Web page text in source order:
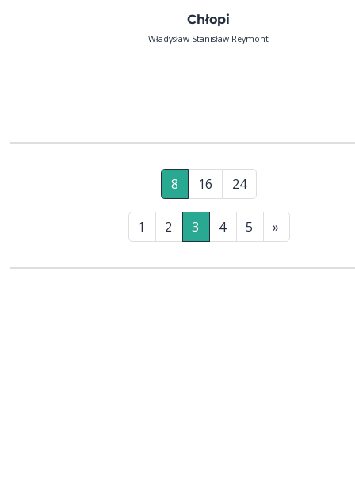
Chłopi
Władysław Stanisław Reymont
8 16 24
1 2 3 4 5 »